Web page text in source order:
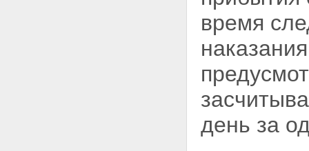
время
день за